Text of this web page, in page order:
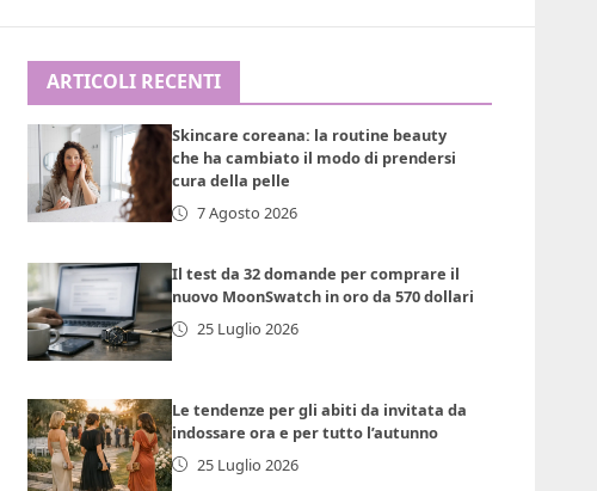
ARTICOLI RECENTI
Skincare coreana: la routine beauty
che ha cambiato il modo di prendersi
cura della pelle
7 Agosto 2026
Il test da 32 domande per comprare il
nuovo MoonSwatch in oro da 570 dollari
25 Luglio 2026
Le tendenze per gli abiti da invitata da
indossare ora e per tutto l’autunno
25 Luglio 2026